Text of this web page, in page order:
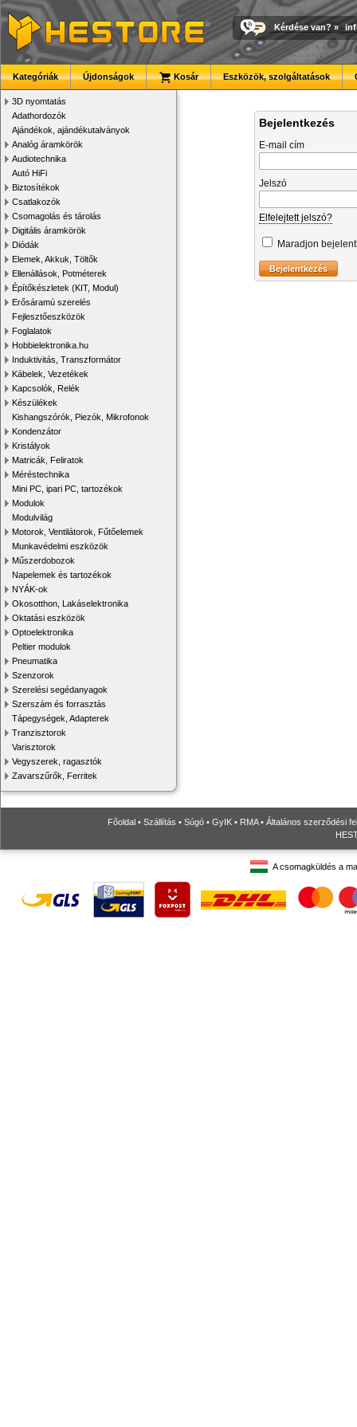
Kérdése van? »
Kategóriák Újdonságok Kosár Eszközök, szolgáltatások
3D nyomtatás
Adathordozók
Ajándékok, ajándékutalványok
Analóg áramkörök
Audiotechnika
Autó HiFi
Biztosítékok
Csatlakozók
Csomagolás és tárolás
Digitális áramkörök
Diódák
Elemek, Akkuk, Töltők
Ellenállások, Potméterek
Építőkészletek (KIT, Modul)
Erősáramú szerelés
Fejlesztőeszközök
Foglalatok
Hobbielektronika.hu
Induktivitás, Transzformátor
Kábelek, Vezetékek
Kapcsolók, Relék
Készülékek
Kishangszórók, Piezók, Mikrofonok
Kondenzátor
Kristályok
Matricák, Feliratok
Méréstechnika
Mini PC, ipari PC, tartozékok
Modulok
Modulvilág
Motorok, Ventilátorok, Fűtőelemek
Munkavédelmi eszközök
Műszerdobozok
Napelemek és tartozékok
NYÁK-ok
Okosotthon, Lakáselektronika
Oktatási eszközök
Optoelektronika
Peltier modulok
Pneumatika
Szenzorok
Szerelési segédanyagok
Szerszám és forrasztás
Tápegységek, Adapterek
Tranzisztorok
Varisztorok
Vegyszerek, ragasztók
Zavarszűrők, Ferritek
Bejelentkezés
E-mail cím
Jelszó
Elfelejtett jelszó?
Maradjon
Főoldal • Szállítás • Súgó • GyIK • RMA• Általános szerződési
A csomagküldés a